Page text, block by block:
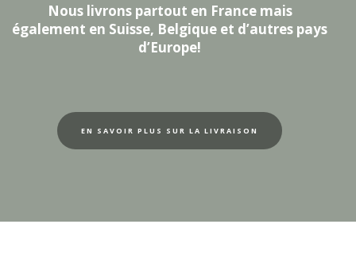
Nous livrons partout en France mais
également en Suisse, Belgique et d’autres pays
d’Europe!
EN SAVOIR PLUS SUR LA LIVRAISON